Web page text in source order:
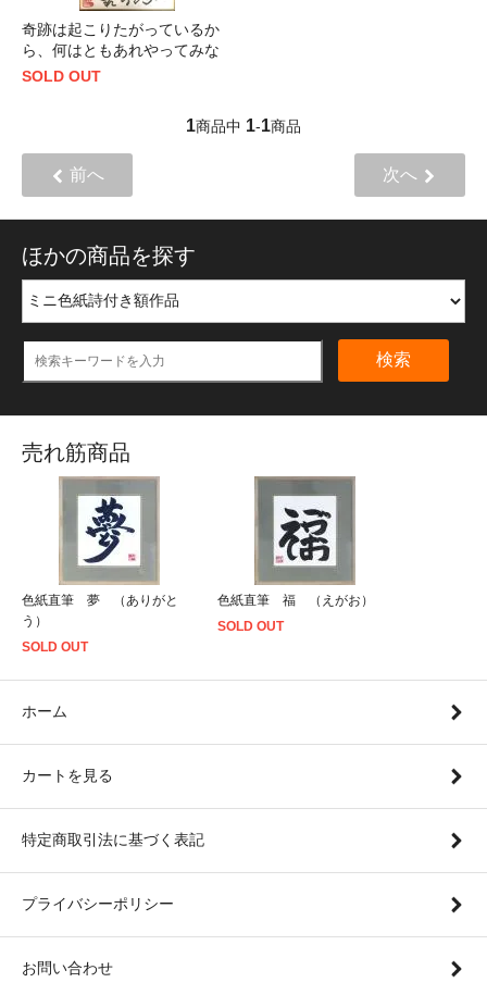
奇跡は起こりたがっているか
ら、何はともあれやってみな
SOLD OUT
1商品中 1-1商品
前へ 次へ
ほかの商品を探す
検索
売れ筋商品
色紙直筆 夢 （ありがと
う）
SOLD OUT
色紙直筆 福 （えがお）
SOLD OUT
ホーム
カートを見る
特定商取引法に基づく表記
プライバシーポリシー
お問い合わせ